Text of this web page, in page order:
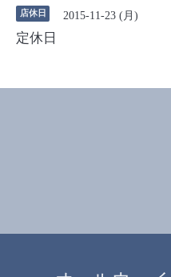
店休日 2015-11-23 (月)
定休日